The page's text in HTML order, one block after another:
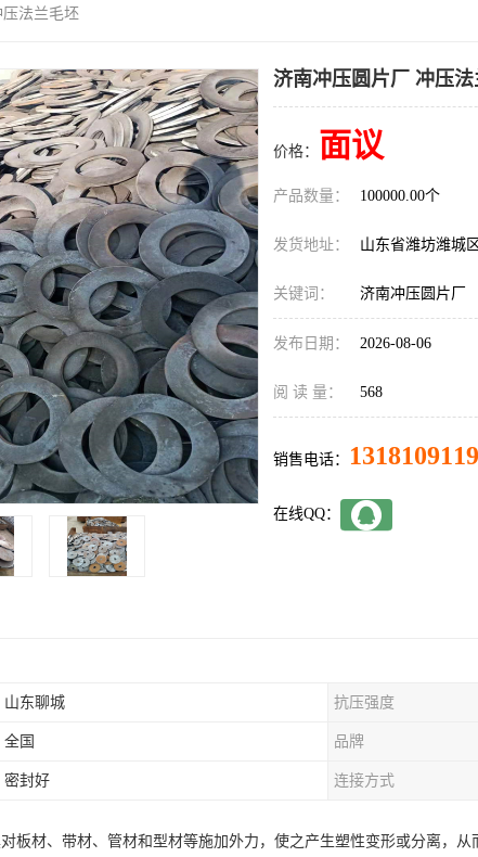
法兰毛坯
济南冲压圆片厂 冲压
价格： 面议
产品数量： 100000.00个
发货地址： 山东省潍坊潍城
关键词： 济南冲压圆片厂
发布日期： 2026-08-06
阅 读 量： 568
销售电话：
在线QQ：
山东聊城 抗压强度
全国 品牌
密封好 连接方式
板材、带材、管材和型材等施加外力，使之产生塑性变形或分离，